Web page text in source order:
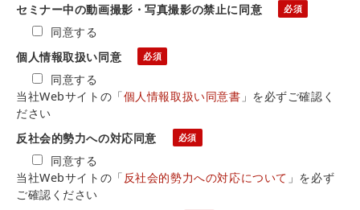
セミナー中の動画撮影・写真撮影の禁止に同意
同意する
個人情報取扱い同意
同意する
当社Webサイトの「個人情報取扱い同意書 」を必ずご確認く
ださい
反社会的勢力への対応同意
同意する
当社Webサイトの「 反社会的勢力への対応について 」を必ず
ご確認ください